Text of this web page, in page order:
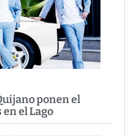
ponen el
el Lago